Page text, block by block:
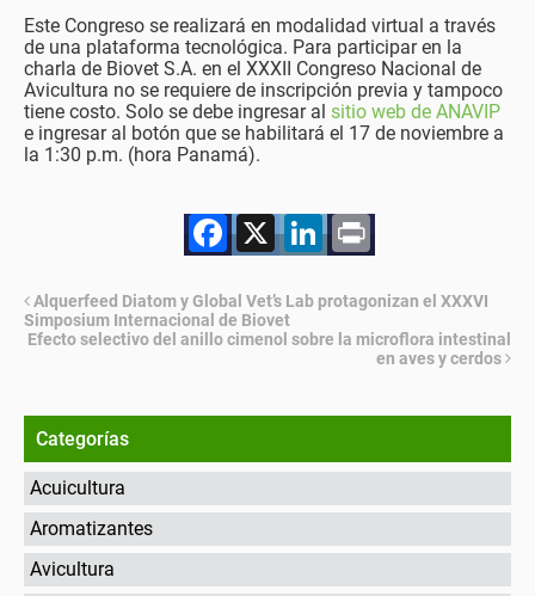
Este Congreso se realizará en modalidad virtual a través
de una plataforma tecnológica. Para participar en la
charla de Biovet S.A. en el XXXII Congreso Nacional de
Avicultura no se requiere de inscripción previa y tampoco
tiene costo. Solo se debe ingresar al sitio web de ANAVIP
e ingresar al botón que se habilitará el 17 de noviembre a
la 1:30 p.m. (hora Panamá).
Facebook
X LinkedIn
Print
Alquerfeed Diatom y Global Vet’s Lab protagonizan el XXXVI
Simposium Internacional de Biovet
Efecto selectivo del anillo cimenol sobre la microflora intestinal
en aves y cerdos
Categorías
Acuicultura
Aromatizantes
Avicultura